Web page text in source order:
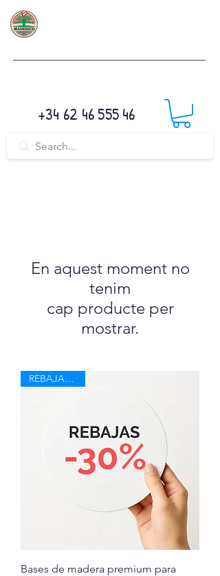
+34 62 46 555 46
En aquest moment no
tenim
cap producte per
mostrar.
REBAJAS -30%
Bases de madera premium para